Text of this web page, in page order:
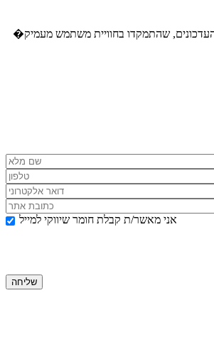
אני מאשר/ת קבלת חומר שיווקי למייל